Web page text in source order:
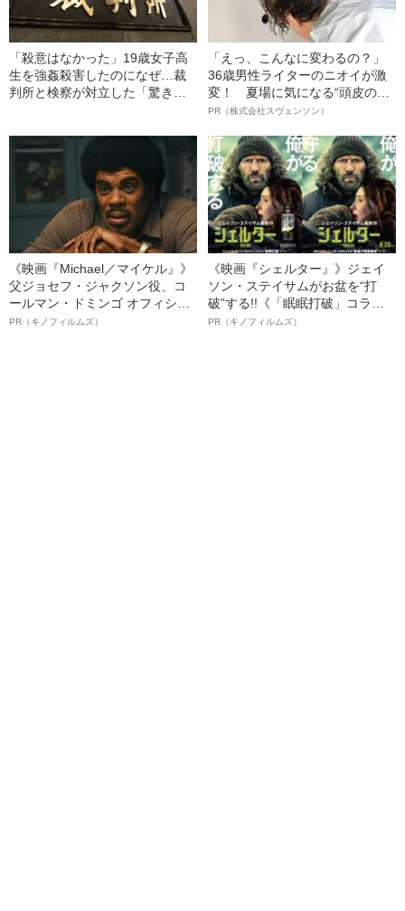
「殺意はなかった」19歳女子高
生を強姦殺害したのになぜ…裁
判所と検察が対立した「驚きの
「えっ、こんなに変わるの？」
36歳男性ライターのニオイが激
変！ 夏場に気になる“頭皮のニ
オイ”や“ベタつき”を解消す
ト”が生み出した徹底ケアとは
PR（株式会社スヴェンソン）
《映画『Michael／マイケル』》
父ジョセフ・ジャクソン役、コ
ールマン・ドミンゴ オフィシャ
ルインタビュー“観客を魅了した
PR（キノフィルムズ）
《映画『シェルター』》ジェイ
ソン・ステイサムがお盆を“打
破”する!!《「眠眠打破」コラ
ボ》
PR（キノフィルムズ）